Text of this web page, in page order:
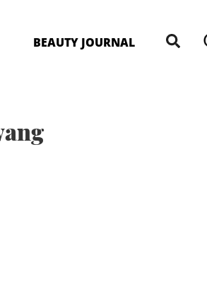
BEAUTY JOURNAL